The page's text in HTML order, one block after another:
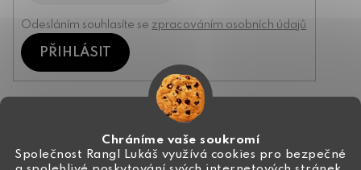
Chráníme vaše soukromí
Společnost Rangl Lukáš využívá cookies pro bezpečné
Odesláním souhlasíte se zpracováním osobních údajů
PŘIHLÁSIT